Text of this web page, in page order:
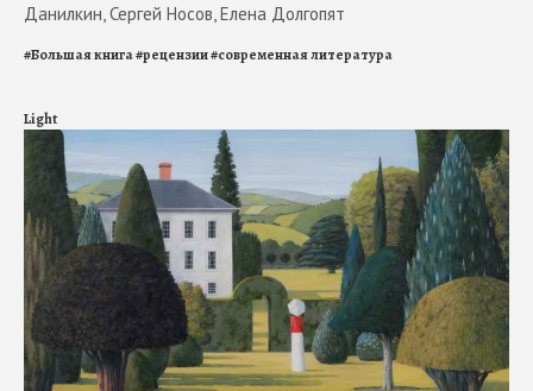
Данилкин, Сергей Носов, Елена Долгопят
#Большая книга#рецензии#современная литература
Light